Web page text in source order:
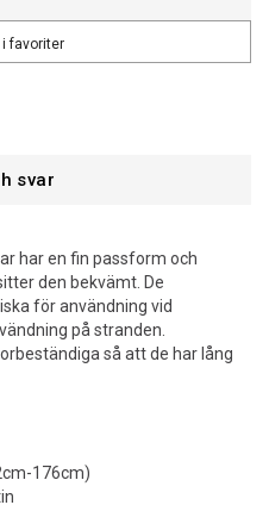
i favoriter
svar
har en fin passform och
den bekvämt. De
för användning vid
på stranden.
så att de har lång
176cm)